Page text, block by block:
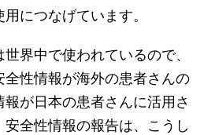
につなげています。
界中で使われているので、
全性情報が海外の患者さんの
が日本の患者さんに活用さ
全性情報の報告は、こうし